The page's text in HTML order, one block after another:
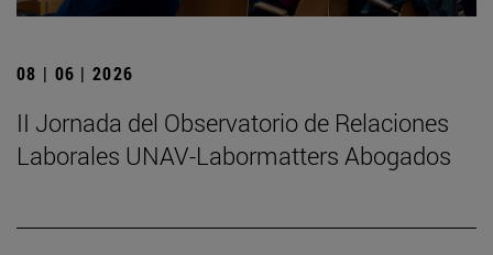
08 | 06 | 2026
II Jornada del Observatorio de Relaciones
Laborales UNAV-Labormatters Abogados